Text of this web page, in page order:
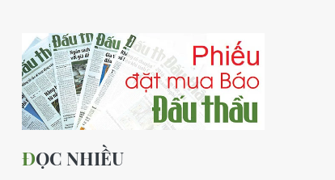
ĐỌC NHIỀU